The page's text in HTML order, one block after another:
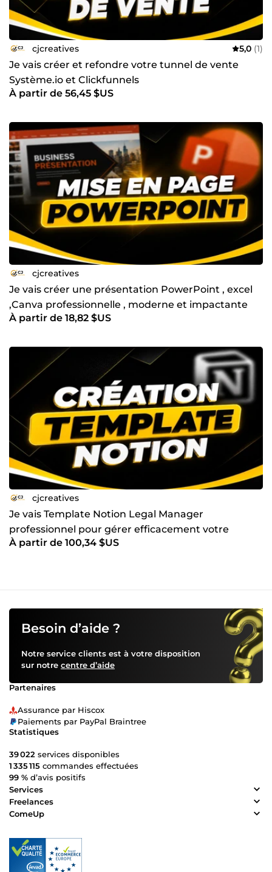
cjcreatives 5,0 (1)
Je vais créer et refondre votre tunnel de vente
Système.io et Clickfunnels
À partir de 56,45 $US
cjcreatives
Je vais créer une présentation PowerPoint , excel
,Canva professionnelle , moderne et impactante
À partir de 18,82 $US
cjcreatives
Je vais Template Notion Legal Manager
professionnel pour gérer efficacement votre
cabinet juridique
À partir de 100,34 $US
Besoin d’aide ?
Notre service clients est à votre disposition
sur notre centre d’aide
Partenaires
Assurance par Hiscox
Paiements par PayPal Braintree
Statistiques
39 022 services disponibles
1 335 115 commandes effectuées
99 % d’avis positifs
Services
Freelances
ComeUp